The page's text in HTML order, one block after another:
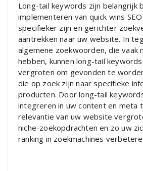
Long-tail keywords zijn belangrijk
implementeren van quick wins
specifieker zijn en gerichter
aantrekken naar uw website. In
algemene zoekwoorden, die vaak
hebben, kunnen long-tail
vergroten om gevonden te
die op zoek zijn naar specifieke
producten. Door long-tail
integreren in uw content en meta
relevantie van uw website
niche-zoekopdrachten en zo uw
ranking in zoekmachines